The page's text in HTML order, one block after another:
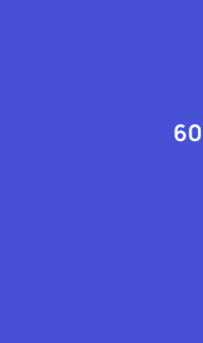
60